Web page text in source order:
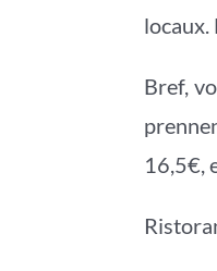
locaux.
Bref,
16,5€,